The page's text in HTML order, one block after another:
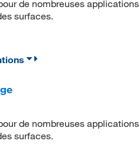
de nombreuses
surfaces.
de nombreuses
surfaces.